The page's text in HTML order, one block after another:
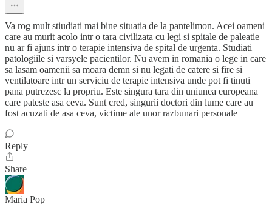
Va rog mult stiudiati mai bine situatia de la pantelimon. Acei oameni
care au murit acolo intr o tara civilizata cu legi si spitale de paleatie
nu ar fi ajuns intr o terapie intensiva de spital de urgenta. Studiati
patologiile si varsyele pacientilor. Nu avem in romania o lege in care
sa lasam oamenii sa moara demn si nu legati de catere si fire si
ventilatoare intr un serviciu de terapie intensiva unde pot fi tinuti
pana putrezesc la propriu. Este singura tara din uniunea europeana
care pateste asa ceva. Sunt cred, singurii doctori din lume care au
fost acuzati de asa ceva, victime ale unor razbunari personale
Reply
Share
Maria Pop